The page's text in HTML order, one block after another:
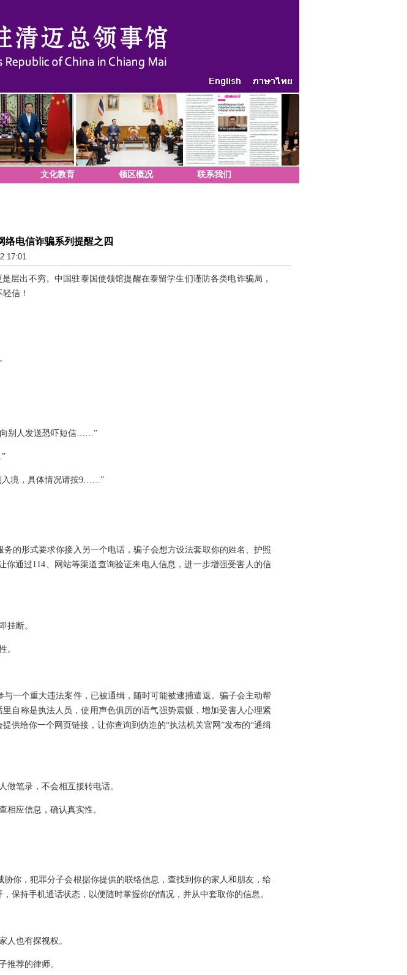
文化教育 领区概况 联系我们
电信诈骗系列提醒之四
17:01
层出不穷。中国驻泰国使领馆提醒在泰留学生们谨防各类电诈骗局，
信！
向别人发送恐吓短信……”
入境，具体情况请按9……”
的形式要求你接入另一个电话，骗子会想方设法套取你的姓名、护照
通过114、网站等渠道查询验证来电人信息，进一步增强受害人的信
挂断。
。
一个重大违法案件，已被通缉，随时可能被逮捕遣返。骗子会主动帮
自称是执法人员，使用声色俱厉的语气强势震慑，增加受害人心理紧
供给你一个网页链接，让你查询到伪造的“执法机关官网”发布的“通缉
做笔录，不会相互接转电话。
相应信息，确认真实性。
你，犯罪分子会根据你提供的联络信息，查找到你的家人和朋友，给
保持手机通话状态，以便随时掌握你的情况，并从中套取你的信息。
人也有探视权。
推荐的律师。